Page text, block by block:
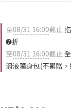
至08/31 16:00截止
➐折
至08/31 16:00截止
滑液隨身包(不累贈